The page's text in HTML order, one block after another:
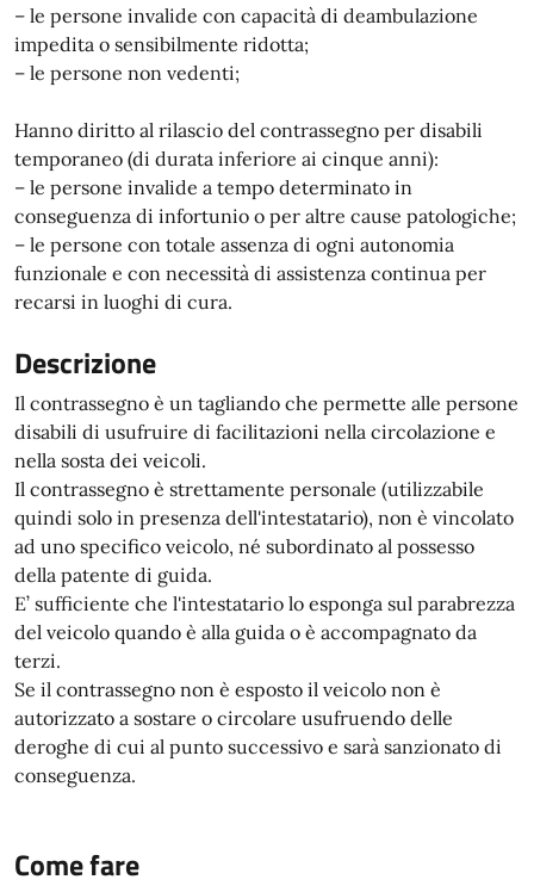
– le persone invalide con capacità di deambulazione
impedita o sensibilmente ridotta;
– le persone non vedenti;
Hanno diritto al rilascio del contrassegno per disabili
temporaneo (di durata inferiore ai cinque anni):
– le persone invalide a tempo determinato in
conseguenza di infortunio o per altre cause patologiche;
– le persone con totale assenza di ogni autonomia
funzionale e con necessità di assistenza continua per
recarsi in luoghi di cura.
Descrizione
Il contrassegno è un tagliando che permette alle persone
disabili di usufruire di facilitazioni nella circolazione e
nella sosta dei veicoli.
Il contrassegno è strettamente personale (utilizzabile
quindi solo in presenza dell'intestatario), non è vincolato
ad uno specifico veicolo, né subordinato al possesso
della patente di guida.
E’ sufficiente che l'intestatario lo esponga sul parabrezza
del veicolo quando è alla guida o è accompagnato da
terzi.
Se il contrassegno non è esposto il veicolo non è
autorizzato a sostare o circolare usufruendo delle
deroghe di cui al punto successivo e sarà sanzionato di
conseguenza.
Come fare